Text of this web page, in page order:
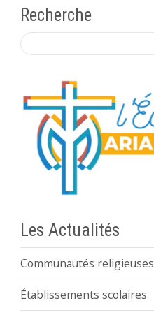
Recherche
Les Actualités
Communautés religieuses
Établissements scolaires